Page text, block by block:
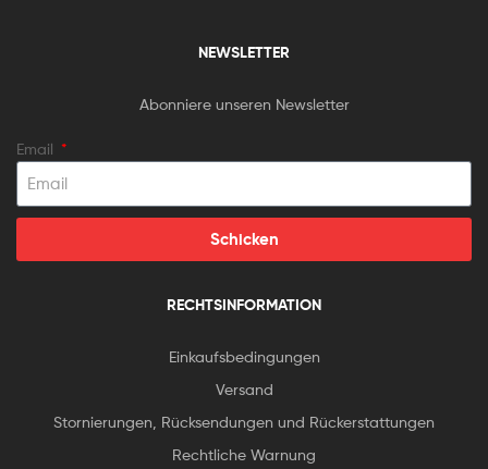
NEWSLETTER
Abonniere unseren Newsletter
Email
Schicken
RECHTSINFORMATION
Einkaufsbedingungen
Versand
Stornierungen, Rücksendungen und Rückerstattungen
Rechtliche Warnung